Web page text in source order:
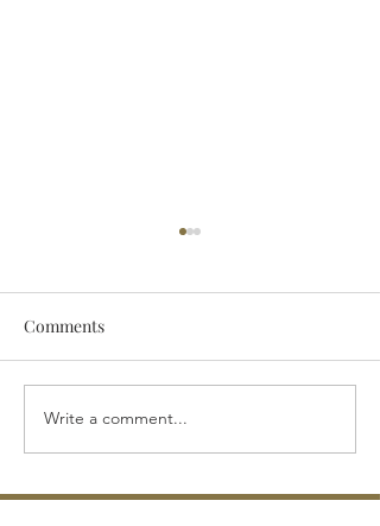
2025年12月12日（金）～17
日（水）文化芸術音楽み
Comments
Write a comment...